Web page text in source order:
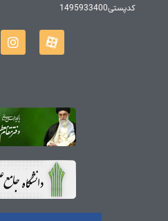
کدپستی1495933400